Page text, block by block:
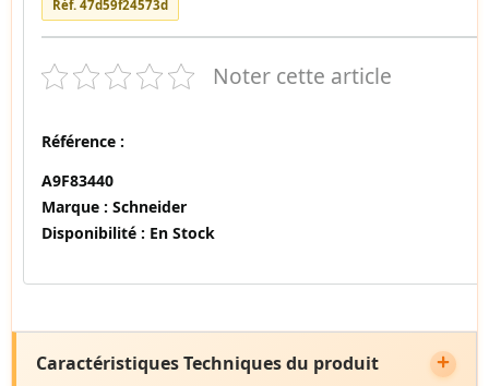
Réf. 47d59f24573d
Noter cette article
Référence :
A9F83440
Marque : Schneider
Disponibilité : En Stock
Caractéristiques Techniques du produit